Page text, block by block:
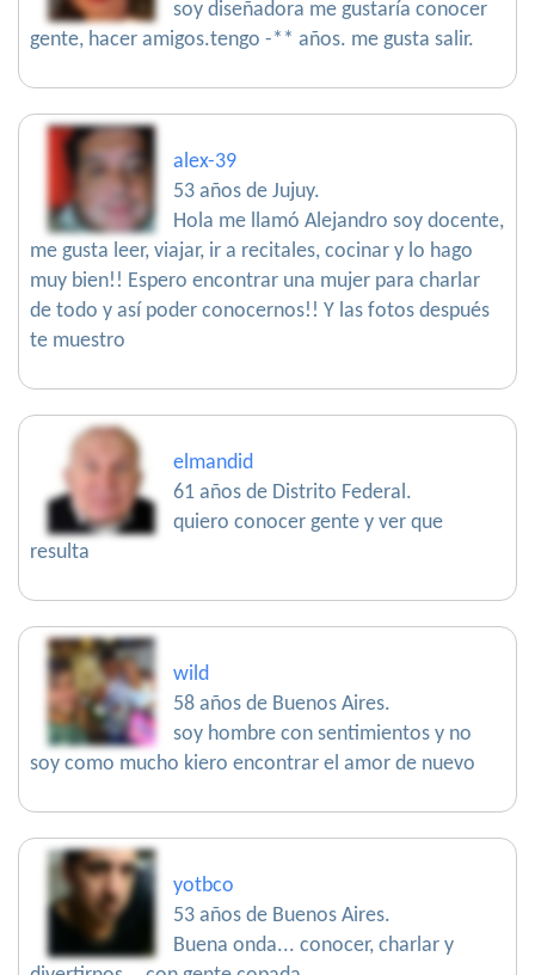
soy diseñadora me gustaría conocer
gente, hacer amigos.tengo -** años. me gusta salir.
alex-39
53 años de Jujuy.
Hola me llamó Alejandro soy docente,
me gusta leer, viajar, ir a recitales, cocinar y lo hago
muy bien!! Espero encontrar una mujer para charlar
de todo y así poder conocernos!! Y las fotos después
te muestro
elmandid
61 años de Distrito Federal.
quiero conocer gente y ver que
resulta
wild
58 años de Buenos Aires.
soy hombre con sentimientos y no
soy como mucho kiero encontrar el amor de nuevo
yotbco
53 años de Buenos Aires.
Buena onda... conocer, charlar y